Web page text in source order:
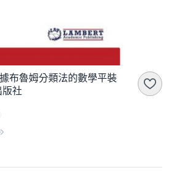
布魯姆分類法的數學平裝
版社